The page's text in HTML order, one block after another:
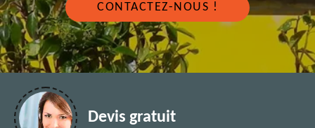
CONTACTEZ-NOUS !
Devis gratuit